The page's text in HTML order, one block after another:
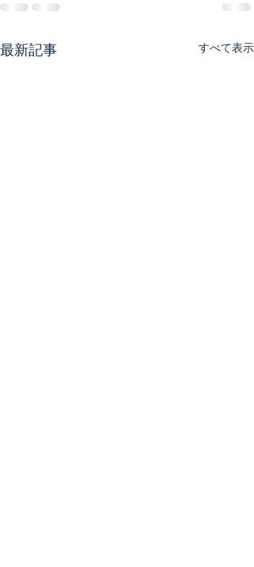
最新記事 すべて表示